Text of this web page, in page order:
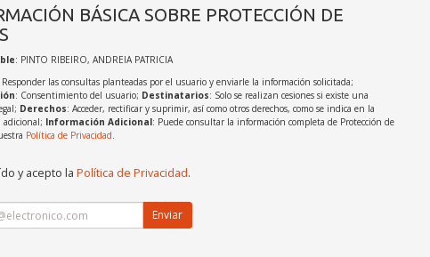
BÁSICA SOBRE PROTECCIÓN DE
: PINTO RIBEIRO, ANDREIA PATRICIA
Responder las consultas planteadas por el usuario y enviarle la información solicitada;
: Consentimiento del usuario; Destinatarios: Solo se realizan cesiones si existe una
Derechos: Acceder, rectificar y suprimir, así como otros derechos, como se indica en la
adicional; Información Adicional: Puede consultar la información completa de Protección de
Política de Privacidad.
y acepto la Política de Privacidad.
Enviar